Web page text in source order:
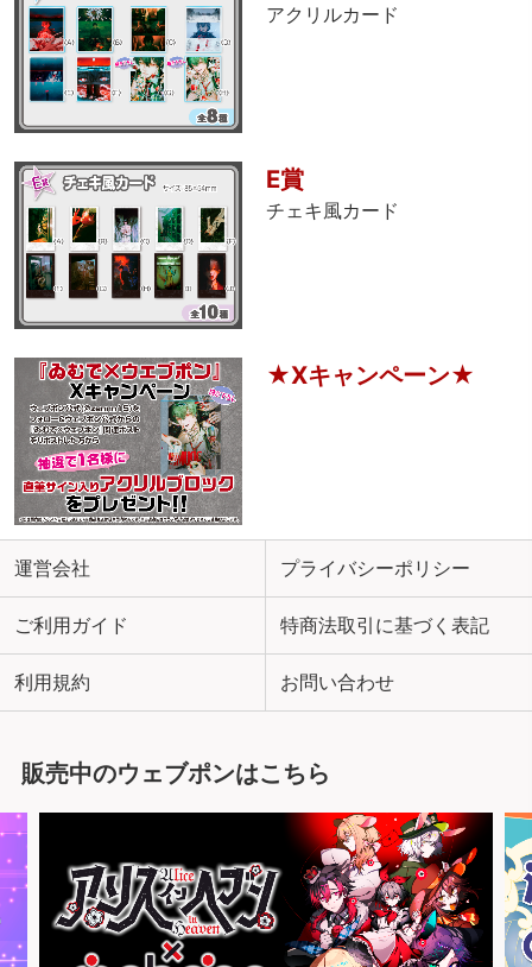
アクリルカード
E賞
チェキ風カード
★Xキャンペーン★
運営会社 プライバシーポリシー
ご利用ガイド 特商法取引に基づく表記
利用規約 お問い合わせ
販売中のウェブポンはこちら